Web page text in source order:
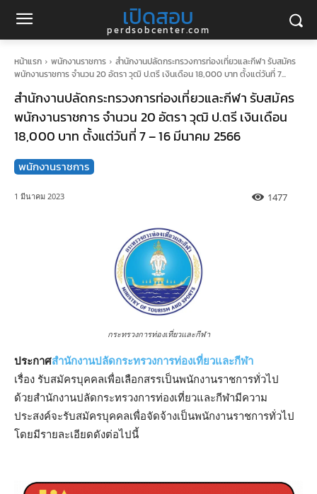
เปิดสอบ
perdsobcenter.com
หน้าแรก พนักงานราชการ
สำนักงานปลัดกระทรวงการท่องเที่ยวและกีฬา รับสมัคร
พนักงานราชการ จำนวน 20 อัตรา วุฒิ ป.ตรี เงินเดือน 18,000 บาท ตั้งแต่วันที่ 7...
สำนักงานปลัดกระทรวงการท่องเที่ยวและกีฬา รับสมัคร
พนักงานราชการ จำนวน 20 อัตรา วุฒิ ป.ตรี เงินเดือน
18,000 บาท ตั้งแต่วันที่ 7 – 16 มีนาคม 2566
พนักงานราชการ
1 มีนาคม 2023 1477
กระทรวงการท่องเที่ยวและกีฬา
ประกาศสํานักงานปลัดกระทรวงการท่องเที่ยวและกีฬา
เรื่อง รับสมัครบุคคลเพื่อเลือกสรรเป็นพนักงานราชการทั่วไป
ด้วยสํานักงานปลัดกระทรวงการท่องเที่ยวและกีฬามีความ
ประสงค์จะรับสมัครบุคคลเพื่อจัดจ้างเป็นพนักงานราชการทั่วไป
โดยมีรายละเอียดดังต่อไปนี้